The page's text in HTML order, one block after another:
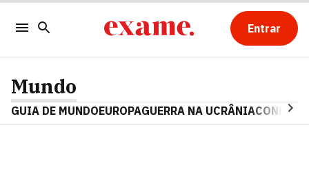
Entrar
Mundo
GUIA DE MUNDOEUROPAGUERRA NA UCRÂNIA